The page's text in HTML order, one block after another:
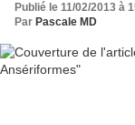
Publié le 11/02/2013 à
Par Pascale MD